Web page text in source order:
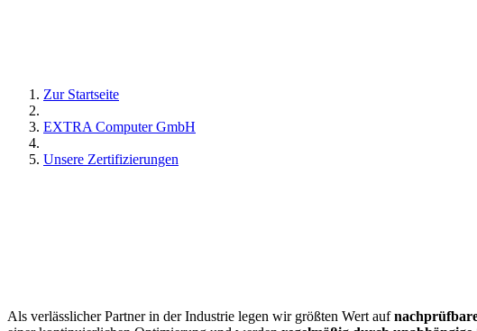
Zur Startseite
EXTRA Computer GmbH
Unsere Zertifizierungen
Als verlässlicher Partner in der Industrie legen wir größten Wert auf